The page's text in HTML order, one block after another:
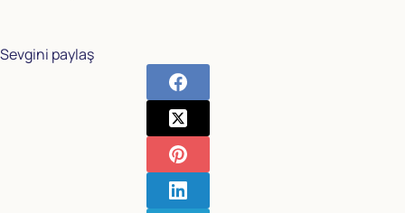
Sevgini paylaş